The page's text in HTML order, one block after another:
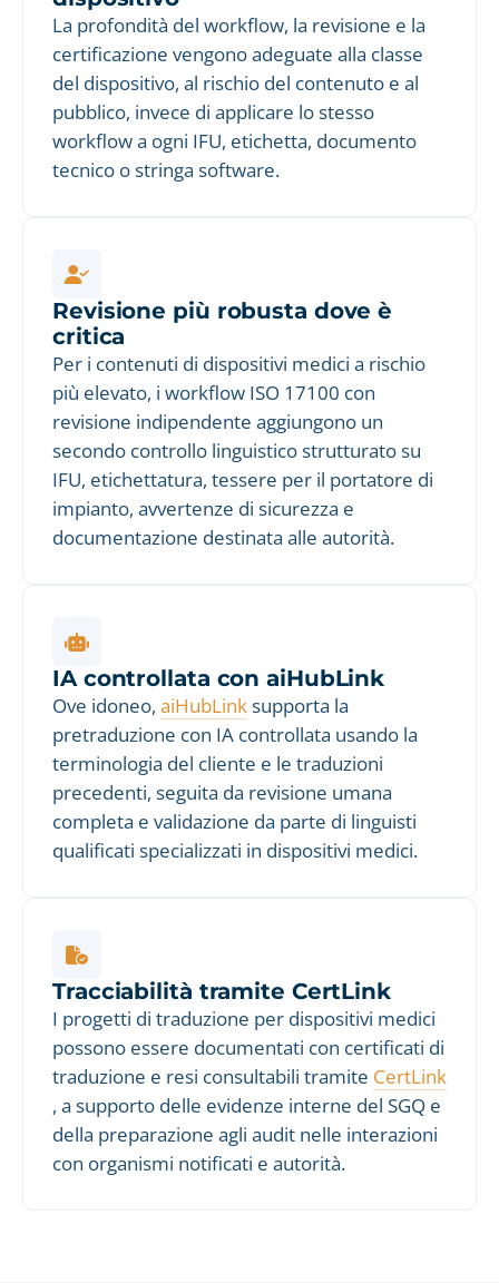
La profondità del workflow, la revisione e la
certificazione vengono adeguate alla classe
del dispositivo, al rischio del contenuto e al
pubblico, invece di applicare lo stesso
workflow a ogni IFU, etichetta, documento
tecnico o stringa software.
Revisione più robusta dove è
critica
Per i contenuti di dispositivi medici a rischio
più elevato, i workflow ISO 17100 con
revisione indipendente aggiungono un
secondo controllo linguistico strutturato su
IFU, etichettatura, tessere per il portatore di
impianto, avvertenze di sicurezza e
documentazione destinata alle autorità.
IA controllata con aiHubLink
Ove idoneo, aiHubLinksupporta la
pretraduzione con IA controllata usando la
terminologia del cliente e le traduzioni
precedenti, seguita da revisione umana
completa e validazione da parte di linguisti
qualificati specializzati in dispositivi medici.
Tracciabilità tramite CertLink
I progetti di traduzione per dispositivi medici
possono essere documentati con certificati di
traduzione e resi consultabili tramite CertLink
, a supporto delle evidenze interne del SGQ e
della preparazione agli audit nelle interazioni
con organismi notificati e autorità.